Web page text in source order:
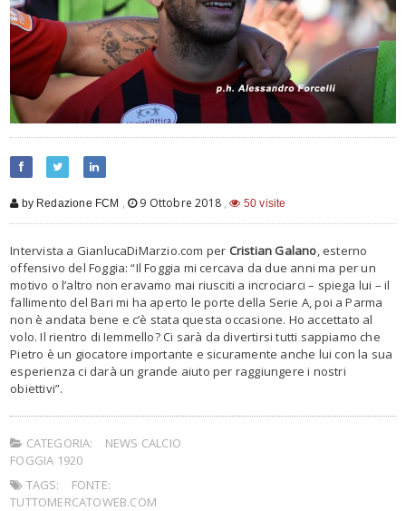
by Redazione FCM , 9 Ottobre 2018 , 50 visite
Intervista a GianlucaDiMarzio.com per Cristian Galano, esterno
offensivo del Foggia: “Il Foggia mi cercava da due anni ma per un
motivo o l’altro non eravamo mai riusciti a incrociarci – spiega lui – il
fallimento del Bari mi ha aperto le porte della Serie A, poi a Parma
non è andata bene e c’è stata questa occasione. Ho accettato al
volo. Il rientro di Iemmello? Ci sarà da divertirsi tutti sappiamo che
Pietro è un giocatore importante e sicuramente anche lui con la sua
esperienza ci darà un grande aiuto per raggiungere i nostri
obiettivi”.
CATEGORIA:
NEWS CALCIO
FOGGIA 1920
TAGS:
FONTE:
TUTTOMERCATOWEB.COM